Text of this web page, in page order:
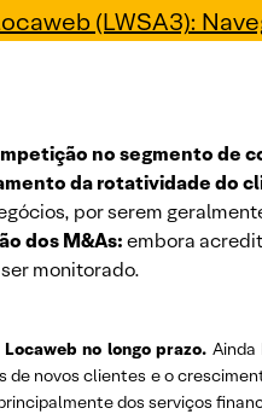
(LWSA3):
no segmento de
da rotatividade do
por serem
dos M&As:embora
monitorado.
no longo prazo.
de novos clientes e o
dos serviços